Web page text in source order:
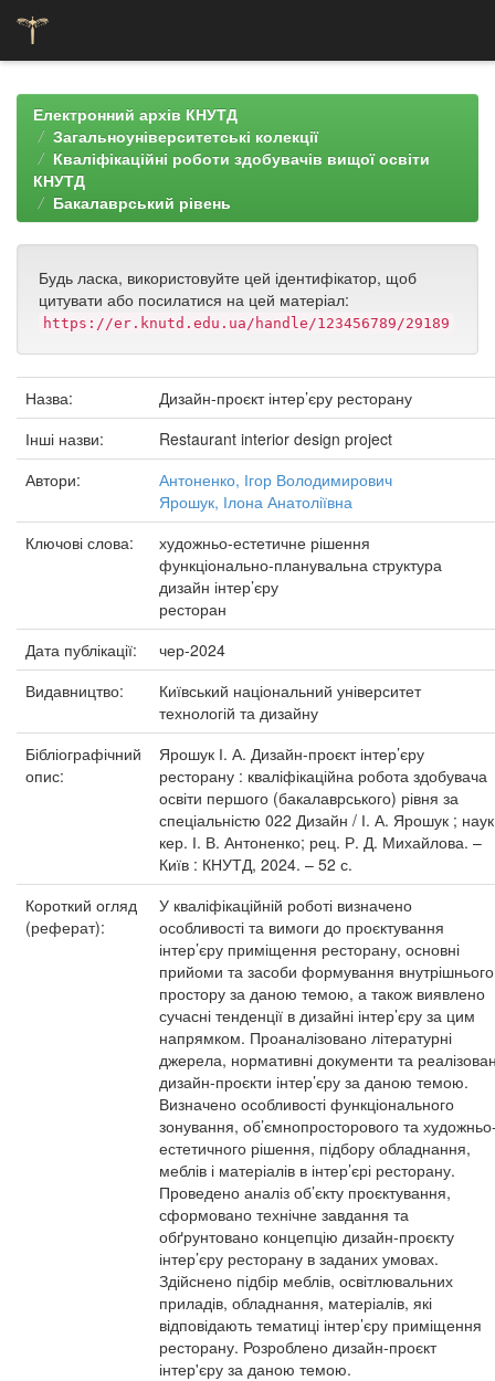
navigationЕлектронний архів КНУТД
Загальноуніверситетські колекції
Кваліфікаційні роботи здобувачів вищої освіти
КНУТД
Бакалаврський рівень
Будь ласка, використовуйте цей ідентифікатор, щоб
цитувати або посилатися на цей матеріал:
https://er.knutd.edu.ua/handle/123456789/29189
Назва:
Дизайн-проєкт інтер’єру ресторану
Інші назви:
Restaurant interior design project
Автори:
Антоненко, Ігор Володимирович
Ярошук, Ілона Анатоліївна
Ключові слова:
художньо-естетичне рішення
функціонально-планувальна структура
дизайн інтер’єру
ресторан
Дата публікації:
чер-2024
Видавництво:
Київський національний університет
технологій та дизайну
Бібліографічний
опис:
Ярошук І. А. Дизайн-проєкт інтер’єру
ресторану : кваліфікаційна робота здобувача
освіти першого (бакалаврського) рівня за
спеціальністю 022 Дизайн / І. А. Ярошук ;
кер. І. В. Антоненко; рец. Р. Д. Михайлова. –
Київ : КНУТД, 2024. – 52 с.
Короткий огляд
(реферат):
У кваліфікаційній роботі визначено
особливості та вимоги до проєктування
інтер’єру приміщення ресторану, основні
прийоми та засоби формування внутрішнього
простору за даною темою, а також виявлено
сучасні тенденції в дизайні інтер’єру за цим
напрямком. Проаналізовано літературні
джерела, нормативні документи та
дизайн-проєкти інтер’єру за даною темою.
Визначено особливості функціонального
зонування, об’ємнопросторового та
естетичного рішення, підбору обладнання,
меблів і матеріалів в інтер’єрі ресторану.
Проведено аналіз об’єкту проєктування,
сформовано технічне завдання та
обґрунтовано концепцію дизайн-проєкту
інтер’єру ресторану в заданих умовах.
Здійснено підбір меблів, освітлювальних
приладів, обладнання, матеріалів, які
відповідають тематиці інтер’єру приміщення
ресторану. Розроблено дизайн-проєкт
інтер'єру за даною темою.